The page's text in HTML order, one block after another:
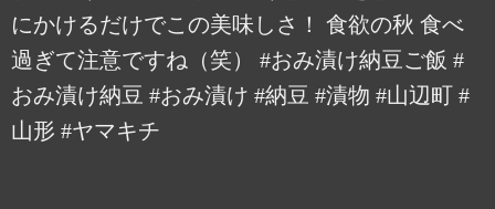
にかけるだけでこの美味しさ！ 食欲の秋 食べ
過ぎて注意ですね（笑） #おみ漬け納豆ご飯 #
おみ漬け納豆 #おみ漬け #納豆 #漬物 #山辺町 #
山形 #ヤマキチ